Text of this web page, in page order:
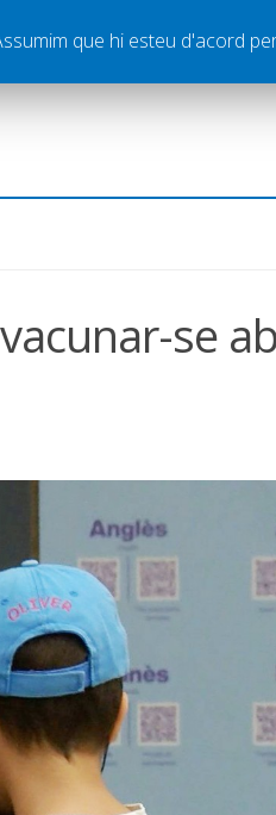
Contacte
se
que hi esteu d'acord